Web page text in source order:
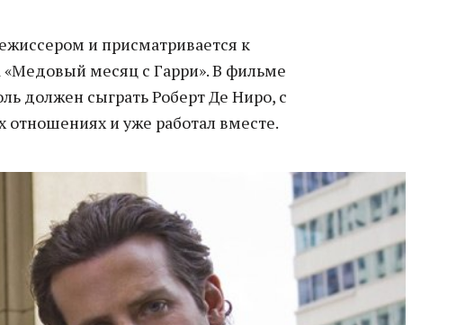
и присматривается к
месяц с Гарри». В фильме
должен сыграть Роберт Де Ниро, с
и уже работал вместе.